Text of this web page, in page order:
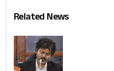
Related News